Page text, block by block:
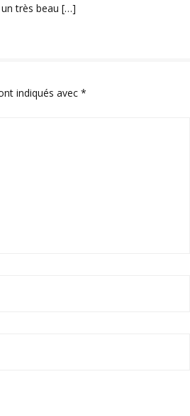
un très beau […]
indiqués avec *